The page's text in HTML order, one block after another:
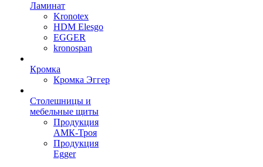
Ламинат
Kronotex
HDM Elesgo
EGGER
kronospan
Кромка
Кромка Эггер
Столешницы и
мебельные щиты
Продукция
АМК-Троя
Продукция
Egger